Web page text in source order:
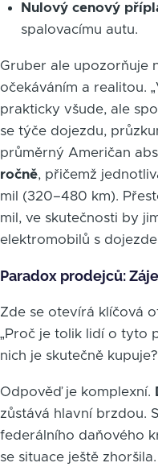
Nulový cenový
spalovacímu autu.
Gruber ale upozorňuje
očekáváním a realitou.
prakticky všude, ale
se týče dojezdu,
průměrný Američan
ročně, přičemž
mil (320–480 km).
mil, ve skutečnosti by
elektromobilů s
Paradox prodejců:
Zde se otevírá klíčová
„Proč je tolik lidí o tyto
nich je skutečně
Odpověď je komplexní.
zůstává hlavní brzdou.
federálního daňového
se situace ještě